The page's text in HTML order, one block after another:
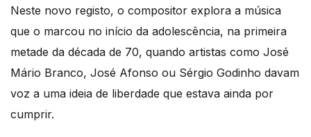
Neste novo registo, o compositor explora a música
que o marcou no início da adolescência, na primeira
metade da década de 70, quando artistas como José
Mário Branco, José Afonso ou Sérgio Godinho davam
voz a uma ideia de liberdade que estava ainda por
cumprir.